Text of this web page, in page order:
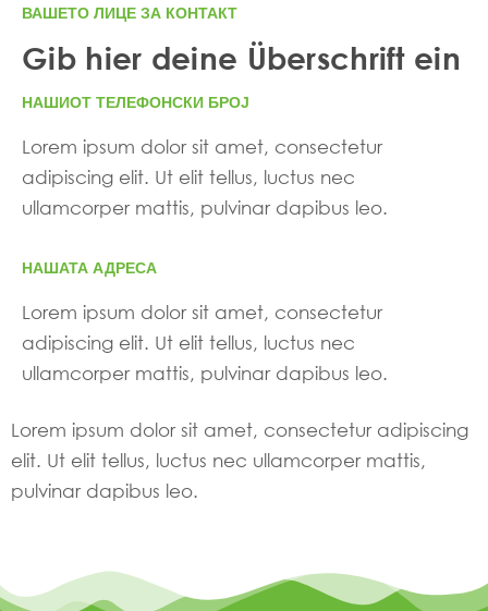
ВАШЕТО ЛИЦЕ ЗА КОНТАКТ
Gib hier deine Überschrift ein
НАШИОТ ТЕЛЕФОНСКИ БРОЈ
Lorem ipsum dolor sit amet, consectetur
adipiscing elit. Ut elit tellus, luctus nec
ullamcorper mattis, pulvinar dapibus leo.
НАШАТА АДРЕСА
Lorem ipsum dolor sit amet, consectetur
adipiscing elit. Ut elit tellus, luctus nec
ullamcorper mattis, pulvinar dapibus leo.
Lorem ipsum dolor sit amet, consectetur adipiscing
elit. Ut elit tellus, luctus nec ullamcorper mattis,
pulvinar dapibus leo.